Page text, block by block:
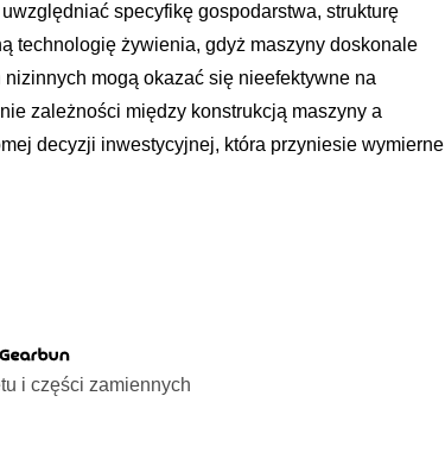
specyfikę gospodarstwa, strukturę
technologię żywienia, gdyż maszyny doskonale
mogą okazać się nieefektywne na
zależności między konstrukcją maszyny a
decyzji inwestycyjnej, która przyniesie wymierne
i części zamiennych